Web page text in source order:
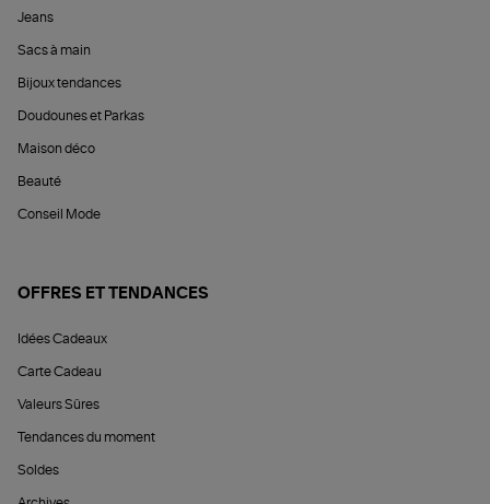
Jeans
Sacs à main
Bijoux tendances
Doudounes et Parkas
Maison déco
Beauté
Conseil Mode
OFFRES ET TENDANCES
Idées Cadeaux
Carte Cadeau
Valeurs Sûres
Tendances du moment
Soldes